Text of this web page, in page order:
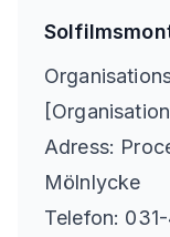
Adress:
Mölnlycke
Telefon: